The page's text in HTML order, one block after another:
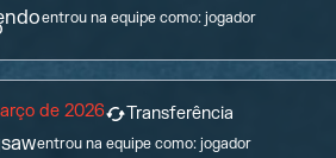
entrou na equipe como:jogador
de 2026 Transferência
entrou na equipe como:jogador